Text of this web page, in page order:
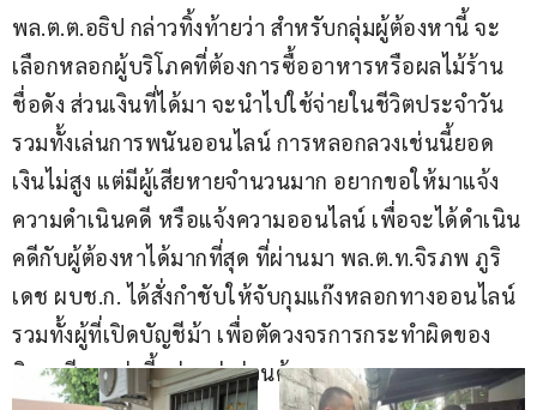
พล.ต.ต.อธิป กล่าวทิ้งท้ายว่า สำหรับกลุ่มผู้ต้องหานี้ จะ
เลือกหลอกผู้บริโภคที่ต้องการซื้ออาหารหรือผลไม้ร้าน
ชื่อดัง ส่วนเงินที่ได้มา จะนำไปใช้จ่ายในชีวิตประจำวัน
รวมทั้งเล่นการพนันออนไลน์ การหลอกลวงเช่นนี้ยอด
เงินไม่สูง แต่มีผู้เสียหายจำนวนมาก อยากขอให้มาแจ้ง
ความดำเนินคดี หรือแจ้งความออนไลน์ เพื่อจะได้ดำเนิน
คดีกับผู้ต้องหาได้มากที่สุด ที่ผ่านมา พล.ต.ท.จิรภพ ภูริ
เดช ผบช.ก. ได้สั่งกำชับให้จับกุมแก๊งหลอกทางออนไลน์
รวมทั้งผู้ที่เปิดบัญชีม้า เพื่อตัดวงจรการกระทำผิดของ
มิจฉาชีพเหล่านี้อย่างเร่งด่วนด้วย